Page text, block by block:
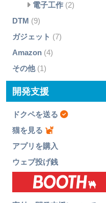
電子工作(2)
DTM (9)
ガジェット (7)
Amazon(4)
その他(1)
開発支援
ドクペを送る
猫を見る
アプリを購入
ウェブ投げ銭